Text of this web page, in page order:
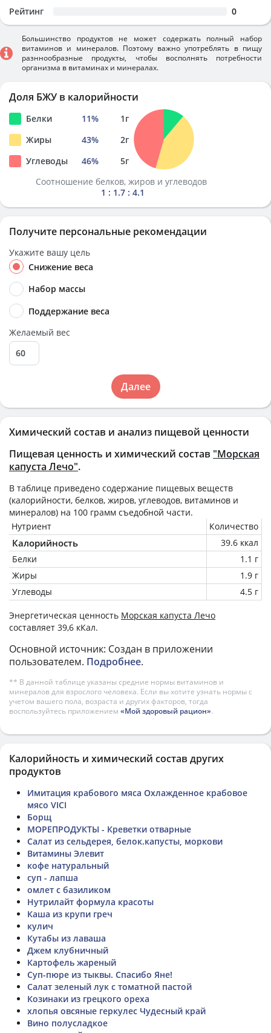
Химический состав и анализ пищевой ценности
Пищевая ценность и химический состав "Морская
капуста Лечо".
В таблице приведено содержание пищевых веществ
(калорийности, белков, жиров, углеводов, витаминов и
минералов) на 100 грамм съедобной части.
Нутриент
Количество
Калорийность
39.6 ккал
Белки
1.1 г
Жиры
1.9 г
Углеводы
4.5 г
Энергетическая ценность Морская капуста Лечо
составляет 39,6 кКал.
Основной источник: Создан в приложении
пользователем. Подробнее.
** В данной таблице указаны средние нормы витаминов и
минералов для взрослого человека. Если вы хотите узнать нормы с
учетом вашего пола, возраста и других факторов, тогда
воспользуйтесь приложением «Мой здоровый рацион».
Рейтинг 0
Большинство продуктов не может содержать полный набор
витаминов и минералов. Поэтому важно употреблять в пищу
разннообразные продукты, чтобы восполнять потребности
организма в витаминах и минералах.
Доля БЖУ в калорийности
Белки 11% 1г
Жиры
43% 2г
Углеводы
46% 5г
Соотношение белков, жиров и углеводов
1 : 1.7 : 4.1
Получите персональные рекомендации
Укажите вашу цель
Снижение веса
Набор массы
Поддержание веса
Желаемый вес
Далее
Калорийность и химический состав других
продуктов
Имитация крабового мяса Охлажденное крабовое
мясо VICI
Борщ
МОРЕПРОДУКТЫ - Креветки отварные
Салат из сельдерея, белок.капусты, моркови
Витамины Элевит
кофе натуральный
суп - лапша
омлет с базиликом
Нутрилайт формула красоты
Каша из крупи греч
кулич
Кутабы из лаваша
Джем клубничный
Картофель жареный
Суп-пюре из тыквы. Спасибо Яне!
Салат зеленый лук с томатной пастой
Козинаки из грецкого ореха
хлопья овсяные геркулес Чудесный край
Вино полусладкое